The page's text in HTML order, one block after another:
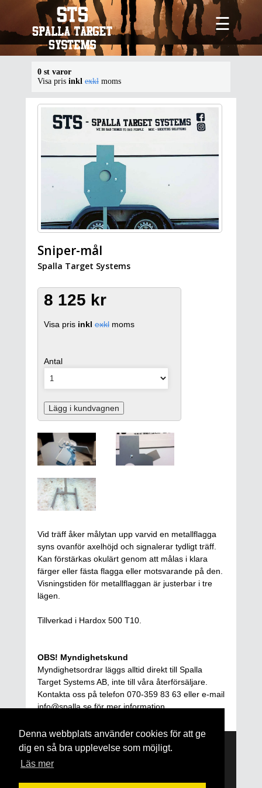
Denna webbplats använder cookies för att ge
dig en så bra upplevelse som möjligt.
Läs mer
☰
0 st varor
Visa pris inkl exkl moms
Sniper-mål
Spalla Target Systems
8 125 kr
Visa pris inkl exkl moms
Antal
Lägg i kundvagnen
Vid träff åker målytan upp varvid en metallflagga
syns ovanför axelhöjd och signalerar tydligt träff.
Kan förstärkas okulärt genom att målas i klara
färger eller fästa flagga eller motsvarande på den.
Visningstiden för metallflaggan är justerbar i tre
lägen.
Tillverkad i Hardox 500 T10.
OBS! Myndighetskund
Myndighetsordrar läggs alltid direkt till Spalla
Target Systems AB, inte till våra återförsäljare.
Kontakta oss på telefon 070-359 83 63 eller e-mail
info@spalla.se för mer information.